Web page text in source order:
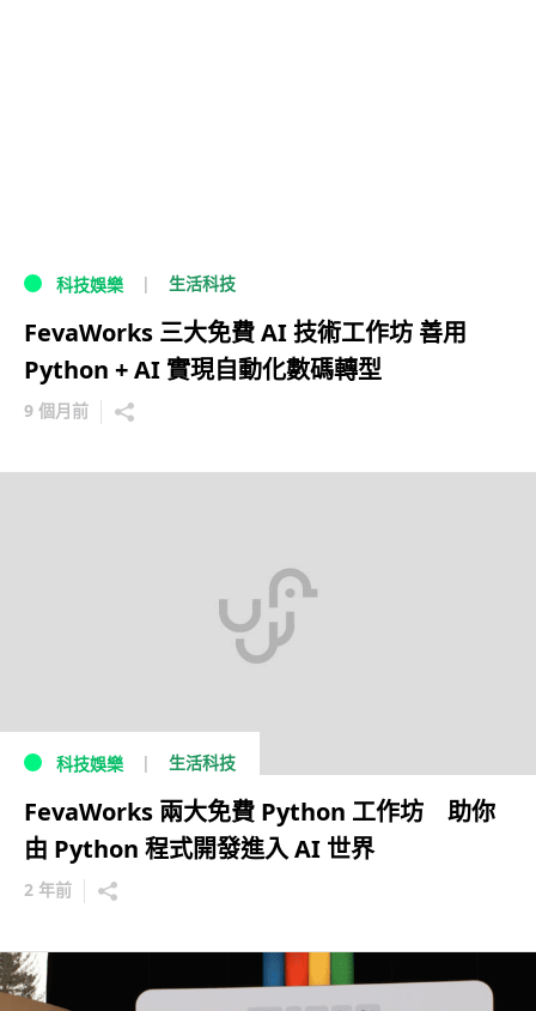
科技娛樂 生活科技
FevaWorks 三大免費 AI 技術工作坊 善用
Python + AI 實現自動化數碼轉型
9 個月前
科技娛樂 生活科技
FevaWorks 兩大免費 Python 工作坊 助你
由 Python 程式開發進入 AI 世界
2 年前